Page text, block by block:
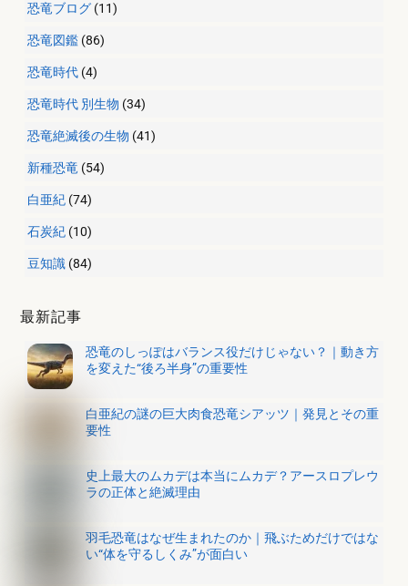
恐竜ブログ (11)
恐竜図鑑 (86)
恐竜時代 (4)
恐竜時代 別生物 (34)
恐竜絶滅後の生物 (41)
新種恐竜 (54)
白亜紀 (74)
石炭紀 (10)
豆知識 (84)
最新記事
恐竜のしっぽはバランス役だけじゃない？｜動き方
を変えた“後ろ半身”の重要性
白亜紀の謎の巨大肉食恐竜シアッツ｜発見とその重
要性
史上最大のムカデは本当にムカデ？アースロプレウ
ラの正体と絶滅理由
羽毛恐竜はなぜ生まれたのか｜飛ぶためだけではな
い“体を守るしくみ”が面白い